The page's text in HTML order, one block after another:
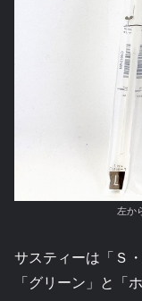
左か
サスティーは「Ｓ
「グリーン」と「